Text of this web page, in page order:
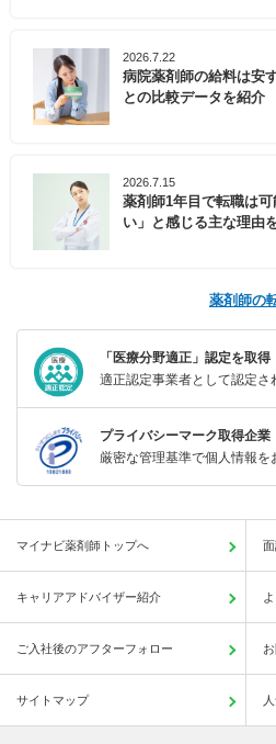
2026.7.22
病院薬剤師の給料は安
との比較データを紹介
2026.7.15
薬剤師1年目で転職は
い」と感じる主な理由
薬剤師の
「医療分野適正」認定を取得
適正認定事業者として認定さ
プライバシーマーク取得企業
厳密な管理基準で個人情報を
マイナビ薬剤師トップへ
キャリアアドバイザー紹介
ご入社後のアフターフォロー
サイトマップ